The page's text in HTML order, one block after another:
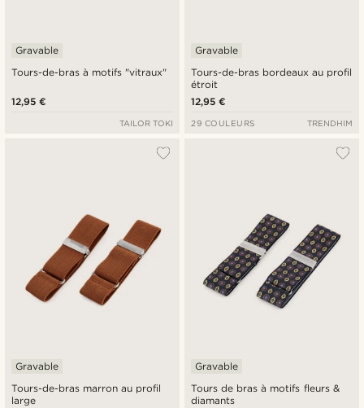
Tours-de-bras à motifs "vitraux"
Gravable
12,95 €
TAILOR TOKI
Tours-de-bras bordeaux au profil
étroit
Gravable
12,95 €
29 COULEURS TRENDHIM
Tours-de-bras marron au profil
large
Gravable
Tours de bras à motifs fleurs &
diamants
Gravable